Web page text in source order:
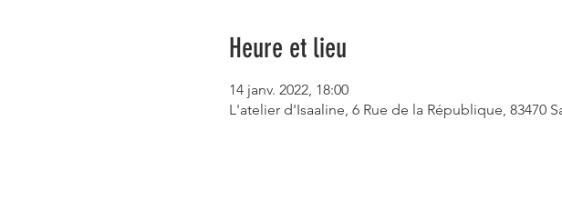
Heure et lieu
14 janv. 2022, 18:00
L'atelier d'Isaaline, 6 Rue de la République, 83470